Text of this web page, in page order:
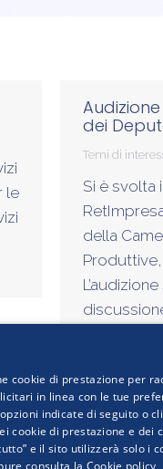
le
dei
Temi di
Si è svolta
della
Produttive,
WWW.RETIMPRESA.IT
Agenzia Confederale
cookie di prestazione per
in linea con le tue
indicate di seguito o
cookie di prestazione e dei
e il sito utilizzerà solo i
consulta la Cookie policy